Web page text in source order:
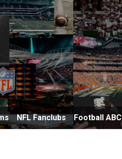
NFL Fanclubs Football ABC